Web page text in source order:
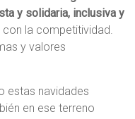
y solidaria, inclusiva y
con la competitividad.
y valores
estas navidades
en ese terreno